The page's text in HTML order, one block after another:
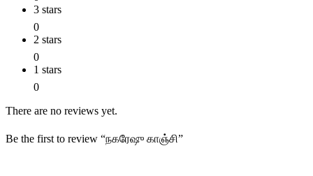
3 stars
0
2 stars
0
1 stars
0
There are no reviews yet.
Be the first to review “நகரேஷு காஞ்சி”